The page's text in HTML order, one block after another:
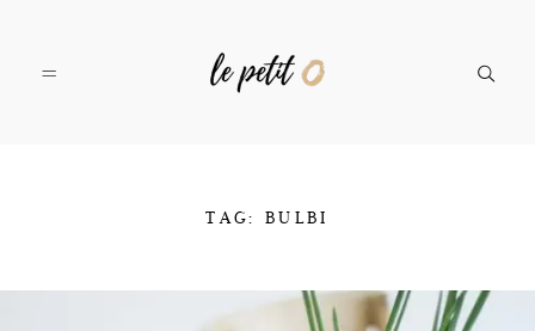
TAG: BULBI